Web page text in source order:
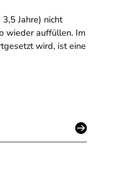
Jahre) nicht
wieder auffüllen. Im
wird, ist eine